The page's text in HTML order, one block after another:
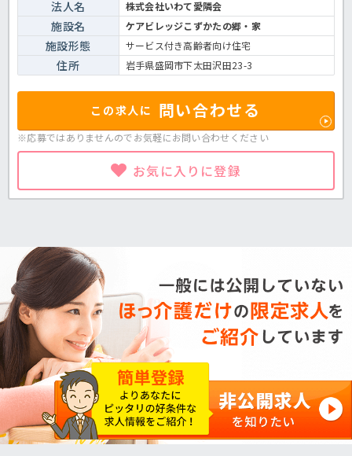
法人名 株式会社いわて愛隣会
施設名 ケアビレッジこずかたの郷・家
施設形態 サービス付き高齢者向け住宅
住所 岩手県盛岡市下太田沢田23-3
この求人に 問い合わせる
※応募ではありませんのでお気軽にお問い合わせください
お気に入りに登録